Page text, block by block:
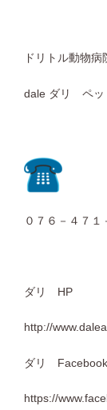
ドリトル動物病
dale ダリ ペッ
０７６－４７１
ダリ HP
http://
ダリ Facebook
https://